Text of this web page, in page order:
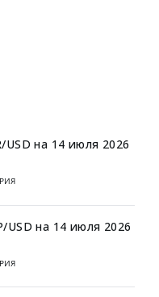
USD на 14 июля 2026
USD на 14 июля 2026